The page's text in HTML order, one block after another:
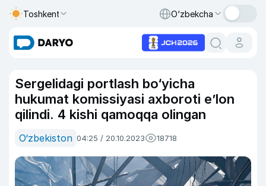
Toshkent O‘zbekcha
Sergelidagi portlash bo‘yicha
hukumat komissiyasi axboroti e’lon
qilindi. 4 kishi qamoqqa olingan
O‘zbekiston 04:25 / 20.10.2023 18718